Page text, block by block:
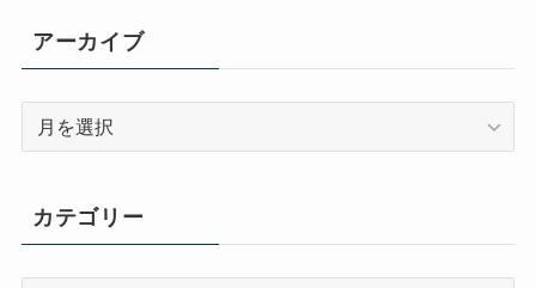
アーカイブ
ブ
カテゴリー